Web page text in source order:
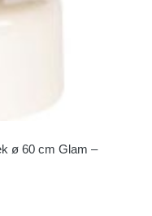
ø 60 cm Glam –